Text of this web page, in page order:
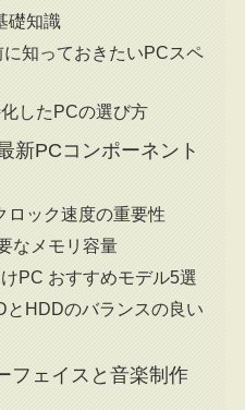
礎知識
知っておきたいPCスペ
したPCの選び方
新PCコンポーネント
ロック速度の重要性
なメモリ容量
PC おすすめモデル5選
とHDDのバランスの良い
フェイスと音楽制作